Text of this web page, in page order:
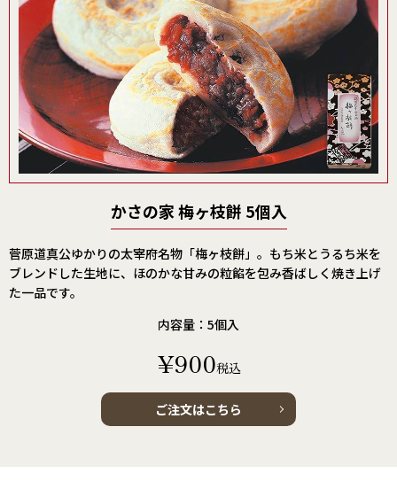
かさの家 梅ヶ枝餅 5個入
菅原道真公ゆかりの太宰府名物「梅ヶ枝餅」。もち米とうるち米を
ブレンドした生地に、ほのかな甘みの粒餡を包み香ばしく焼き上げ
た一品です。
内容量：5個入
¥900税込
ご注文はこちら